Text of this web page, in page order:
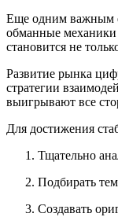
Еще одним важным
обманные механики
становится не
Развитие рынка
стратегии
выигрывают все
Для достижения
Тщательно
Подбирать
Создавать